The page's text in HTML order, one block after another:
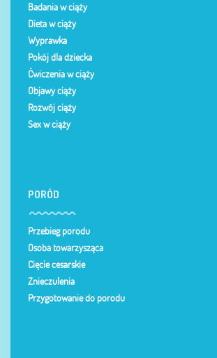
Badania w ciąży
Dieta w ciąży
Wyprawka
Pokój dla dziecka
Ćwiczenia w ciąży
Objawy ciąży
Rozwój ciąży
Sex w ciąży
PORÓD
Przebieg porodu
Osoba towarzysząca
Cięcie cesarskie
Znieczulenia
Przygotowanie do porodu